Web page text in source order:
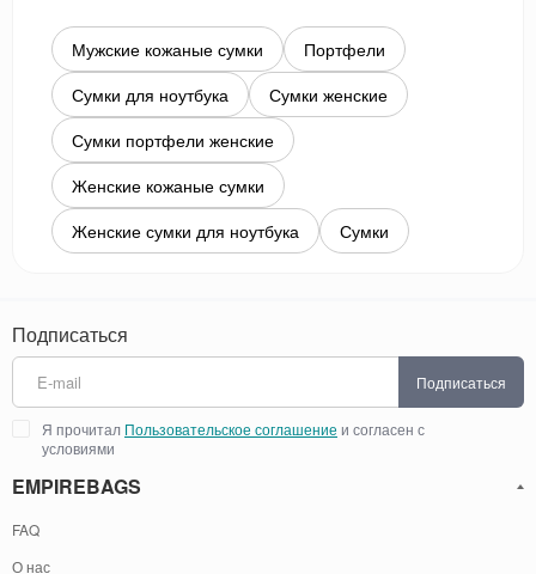
Мужские кожаные сумки
Портфели
Сумки для ноутбука
Сумки женские
Сумки портфели женские
Женские кожаные сумки
Женские сумки для ноутбука
Сумки
Подписаться
Подписаться
Я прочитал Пользовательское соглашение и согласен с
условиями
EMPIREBAGS
FAQ
О нас